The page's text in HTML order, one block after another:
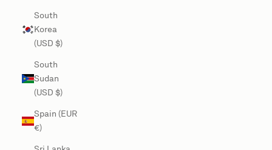
South
Korea
(USD $)
South
Sudan
(USD $)
Spain (EUR
€)